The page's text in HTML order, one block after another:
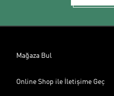
Mağaza Bul
Online Shop ile İletişime Geç